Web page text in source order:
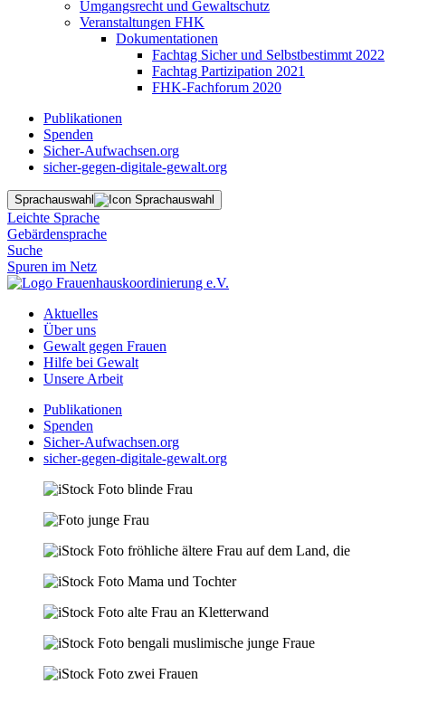
Umgangsrecht und Gewaltschutz
Veranstaltungen FHK
Dokumentationen
Fachtag Sicher und Selbstbestimmt 2022
Fachtag Partizipation 2021
FHK-Fachforum 2020
Publikationen
Spenden
Sicher-Aufwachsen.org
sicher-gegen-digitale-gewalt.org
Sprachauswahl
Leichte Sprache
Gebärdensprache
Suche
Spuren im Netz
Aktuelles
Über uns
Gewalt gegen Frauen
Hilfe bei Gewalt
Unsere Arbeit
Publikationen
Spenden
Sicher-Aufwachsen.org
sicher-gegen-digitale-gewalt.org